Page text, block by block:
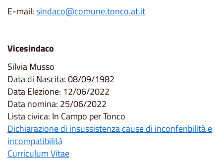
E-mail:sindaco@comune.tonco.at.it
Vicesindaco
Silvia Musso
Data di Nascita: 08/09/1982
Data Elezione: 12/06/2022
Data nomina: 25/06/2022
Lista civica: In Campo per Tonco
Dichiarazione di insussistenza cause di inconferibilità e
incompatibilità
Curriculum Vitae